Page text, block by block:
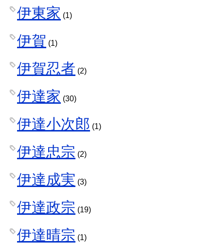
伊東家 (1)
伊賀 (1)
伊賀忍者 (2)
伊達家 (30)
伊達小次郎 (1)
伊達忠宗 (2)
伊達成実 (3)
伊達政宗 (19)
伊達晴宗 (1)